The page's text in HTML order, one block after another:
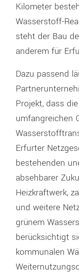
Kilometer
Wasserstoff-
steht der Bau
anderem für
Dazu passend
Projekt, dass
umfangreichen
Erfurter
bestehenden
absehbarer
Heizkraftwerk,
und weitere
grünem
berücksichtigt
kommunalen